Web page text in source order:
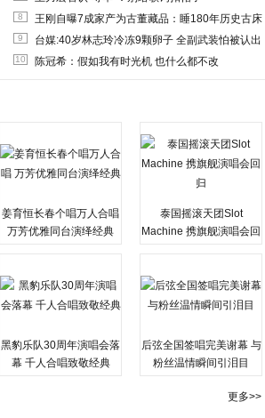
8 王刚自曝7成家产为古董藏品：睡180年历史古床
9 台媒:40岁林志玲冷冻9颗卵子 全副武装怕被认出
10 陈冠希：假如我有时光机 也什么都不改
姜育恒长春个唱万人合唱
万芳优雅同台演绎经典
泰国摇滚天团Slot
Machine 携旗舰演唱会回
黑豹乐队30周年演唱会落
幕 千人合唱致敬经典
后弦全国签唱完美谢幕 与
粉丝温情瞬间引泪目
更多>>